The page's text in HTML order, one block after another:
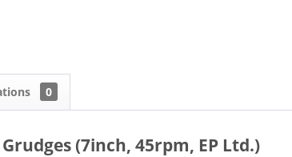
0
(7inch, 45rpm, EP Ltd.)